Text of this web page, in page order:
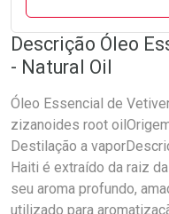
Descrição Óleo
- Natural Oil
Óleo Essencial de
zizanoides root
Destilação a
Haiti é extraído da raiz
seu aroma profundo,
utilizado para